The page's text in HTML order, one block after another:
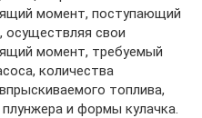
момент, поступающий
свои
момент, требуемый
количества
топлива,
и формы кулачка.